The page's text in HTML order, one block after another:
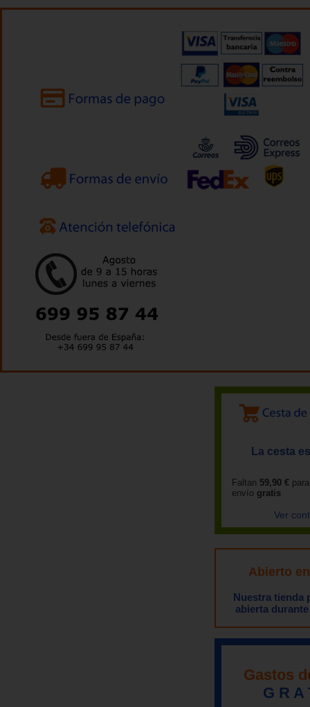
La cesta
Faltan 59,90 €
envío gratis
Ver
Abierto
Nuestra tienda
abierta
Gastos
G R A